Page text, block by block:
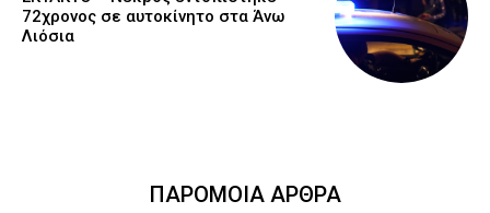
72χρονος σε αυτοκίνητο στα Άνω
Λιόσια
ΠΑΡΟΜΟΙΑ ΑΡΘΡΑ